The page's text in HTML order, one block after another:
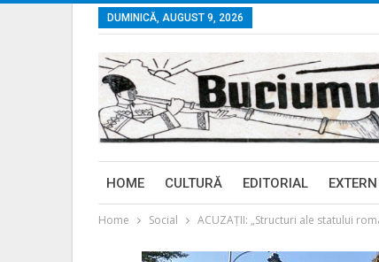
DUMINICĂ, AUGUST 9, 2026
HOME CULTURĂ EDITORIAL EXTERN
Home Social ACUZAȚII: „Structuri ale statului